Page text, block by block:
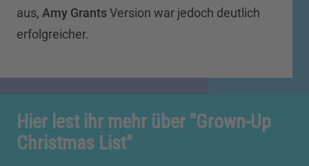
aus, Amy GrantsVersion war jedoch deutlich
erfolgreicher.
Hier lest ihr mehr über "Grown-Up
Christmas List"